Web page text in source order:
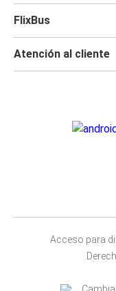
FlixBus
Atención al cliente
Acceso para